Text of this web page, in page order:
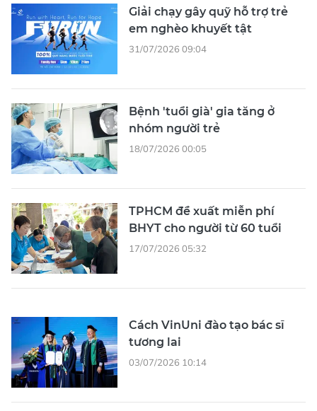
Giải chạy gây quỹ hỗ trợ trẻ
em nghèo khuyết tật
31/07/2026 09:04
Bệnh 'tuổi già' gia tăng ở
nhóm người trẻ
18/07/2026 00:05
TPHCM đề xuất miễn phí
BHYT cho người từ 60 tuổi
17/07/2026 05:32
Cách VinUni đào tạo bác sĩ
tương lai
03/07/2026 10:14